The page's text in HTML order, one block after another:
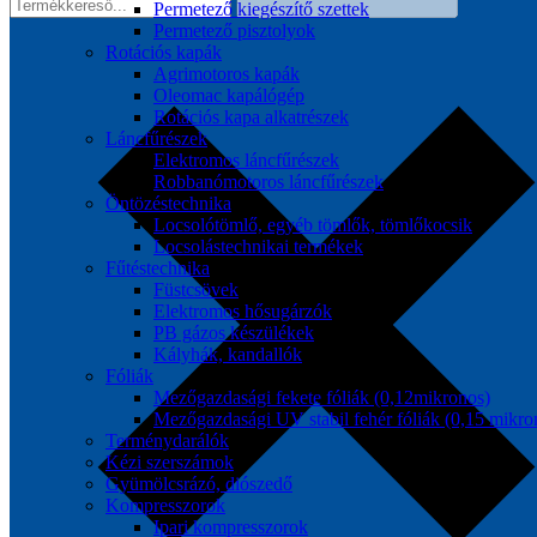
Permetező kiegészítő szettek
Permetező pisztolyok
Rotációs kapák
Agrimotoros kapák
Oleomac kapálógép
Rotációs kapa alkatrészek
Láncfűrészek
Elektromos láncfűrészek
Robbanómotoros láncfűrészek
Öntözéstechnika
Locsolótömlő, egyéb tömlők, tömlőkocsik
Locsolástechnikai termékek
Fűtéstechnika
Füstcsövek
Elektromos hősugárzók
PB gázos készülékek
Kályhák, kandallók
Fóliák
Mezőgazdasági fekete fóliák (0,12mikronos)
Mezőgazdasági UV stabil fehér fóliák (0,15
Terménydarálók
Kézi szerszámok
Gyümölcsrázó, diószedő
Kompresszorok
Ipari kompresszorok